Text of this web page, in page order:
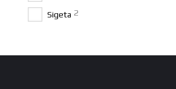
Sigeta 2